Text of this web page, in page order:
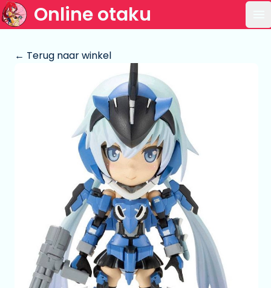
Online otaku
← Terug naar winkel